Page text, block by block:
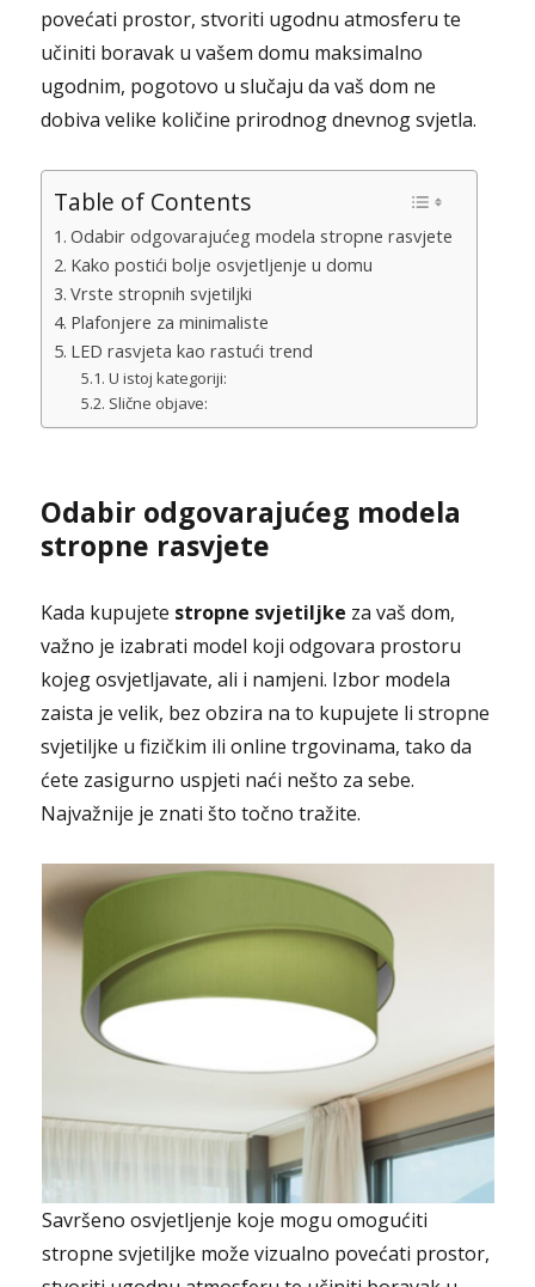
povećati prostor, stvoriti ugodnu atmosferu te
učiniti boravak u vašem domu maksimalno
ugodnim, pogotovo u slučaju da vaš dom ne
dobiva velike količine prirodnog dnevnog svjetla.
Table of Contents
Odabir odgovarajućeg modela stropne rasvjete
Kako postići bolje osvjetljenje u domu
Vrste stropnih svjetiljki
Plafonjere za minimaliste
LED rasvjeta kao rastući trend
U istoj kategoriji:
Slične objave:
Odabir odgovarajućeg modela
stropne rasvjete
Kada kupujete stropne svjetiljke za vaš dom,
važno je izabrati model koji odgovara prostoru
kojeg osvjetljavate, ali i namjeni. Izbor modela
zaista je velik, bez obzira na to kupujete li stropne
svjetiljke u fizičkim ili online trgovinama, tako da
ćete zasigurno uspjeti naći nešto za sebe.
Najvažnije je znati što točno tražite.
Savršeno osvjetljenje koje mogu omogućiti
stropne svjetiljke može vizualno povećati prostor,